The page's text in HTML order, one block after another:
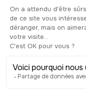
Josep
del barrio.
diseñó este
inspirado en
que surgían
obsoleto, y